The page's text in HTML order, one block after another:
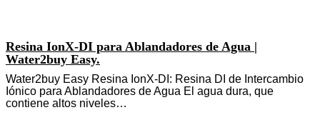
Resina IonX-DI para Ablandadores de Agua |
Water2buy Easy.
Water2buy Easy Resina IonX-DI: Resina DI de Intercambio
Iónico para Ablandadores de Agua El agua dura, que
contiene altos niveles…